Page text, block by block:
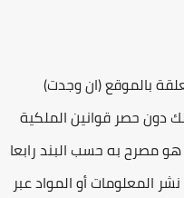
بالموقع (ان وجدت)
دون حصر قوانين الملكية
هو مصرح به حسب البند رابعا
المعلومات أو المواد عبر